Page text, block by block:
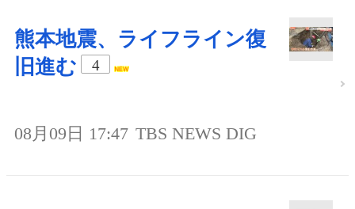
熊本地震、ライフライン復
旧進む
4
08月09日 17:47 TBS NEWS DIG